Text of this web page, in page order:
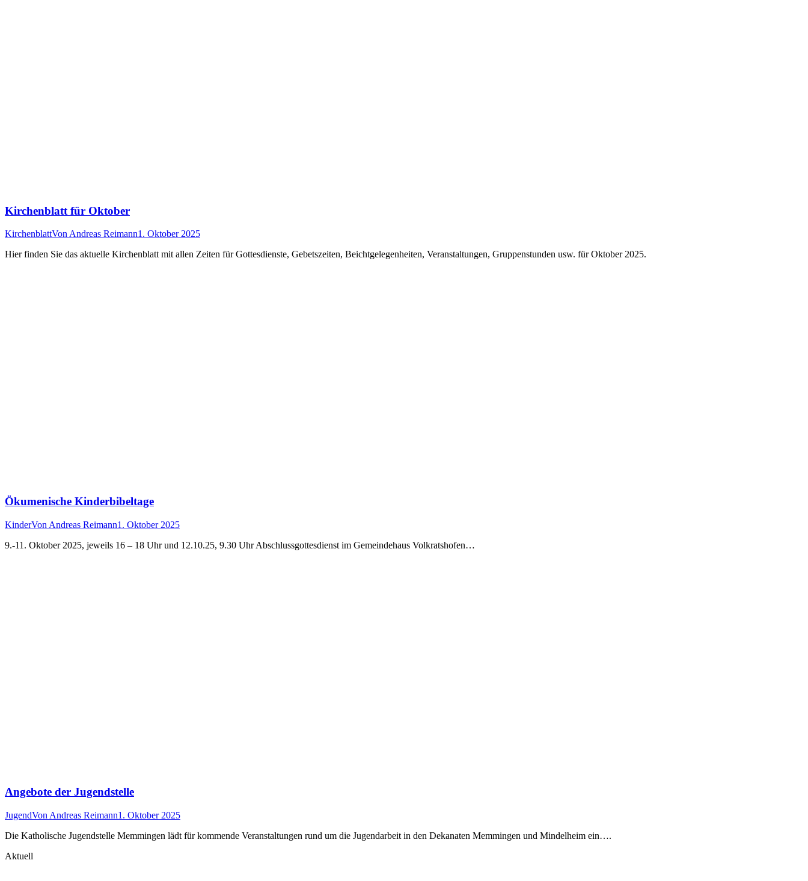
Kirchenblatt für Oktober
KirchenblattVon Andreas Reimann1. Oktober 2025
Hier finden Sie das aktuelle Kirchenblatt mit allen Zeiten für Gottesdienste, Gebetszeiten, Beichtgelegenheiten, Veranstaltungen, Gruppenstunden usw. für Oktober 2025.
Ökumenische Kinderbibeltage
KinderVon Andreas Reimann1. Oktober 2025
9.-11. Oktober 2025, jeweils 16 – 18 Uhr und 12.10.25, 9.30 Uhr Abschlussgottesdienst im Gemeindehaus Volkratshofen…
Angebote der Jugendstelle
JugendVon Andreas Reimann1. Oktober 2025
Die Katholische Jugendstelle Memmingen lädt für kommende Veranstaltungen rund um die Jugendarbeit in den Dekanaten Memmingen und Mindelheim ein….
Aktuell